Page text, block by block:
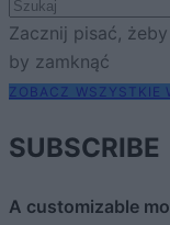
Zacznij pisać,
by zamknąć
ZOBACZ WSZYSTKIE
SUBSCRIBE
A customizable